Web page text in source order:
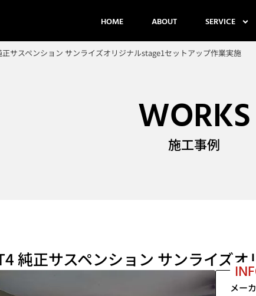
HOME ABOUT SERVICE
サスペンション サンライズオリジナルstage1セットアップ作業実施
WORKS
施工事例
純正サスペンション サンライズ
メー